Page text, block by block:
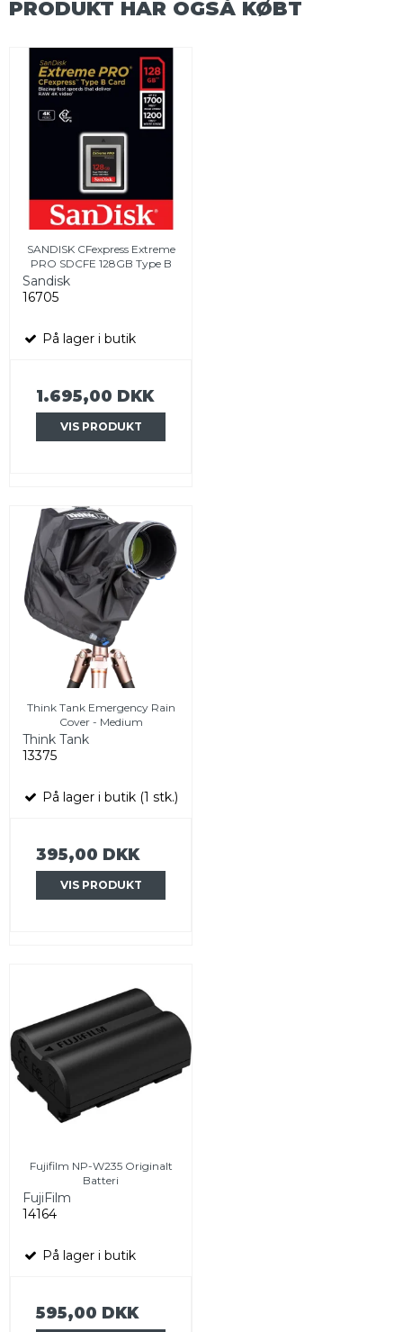
PRODUKT HAR OGSÅ KØBT
SANDISK CFexpress Extreme
PRO SDCFE 128GB Type B
Sandisk
16705
På lager i butik
1.695,00 DKK
VIS PRODUKT
Think Tank Emergency Rain
Cover - Medium
Think Tank
13375
På lager i butik (1 stk.)
395,00 DKK
VIS PRODUKT
Fujifilm NP-W235 Originalt
Batteri
FujiFilm
14164
På lager i butik
595,00 DKK